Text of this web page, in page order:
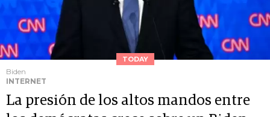
TODAY
Biden
INTERNET
La presión de los altos mandos entre